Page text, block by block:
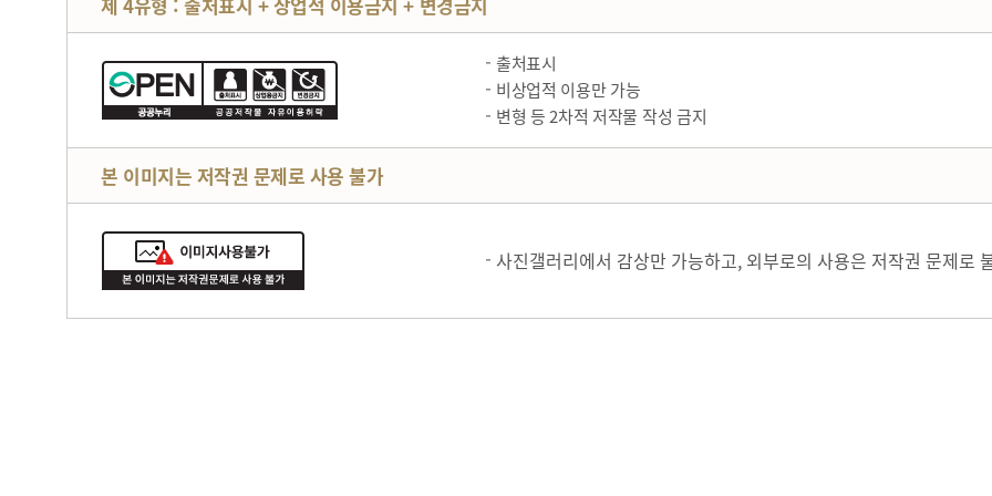
출처표시
비상업적 이용만 가능
변형 등 2차적 저작물 작성 금지
본 이미지는 저작권 문제로 사용 불가
사진갤러리에서 감상만 가능하고, 외부로의 사용은 저작권 문제로